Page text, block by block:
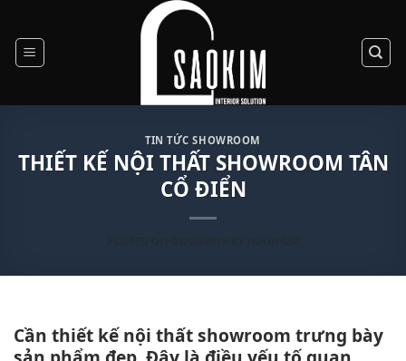
content
TIN TỨC SHOWROOM
THIẾT KẾ NỘI THẤT SHOWROOM TÂN
CỔ ĐIỂN
Cần thiết kế nội thất showroom trưng bày